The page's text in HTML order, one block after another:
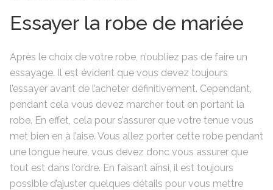
Essayer la robe de mariée
Après le choix de votre robe, n’oubliez pas de faire un
essayage. Il est évident que vous devez toujours
l’essayer avant de l’acheter définitivement. Cependant,
pendant cela vous devez marcher tout en portant la
robe. En effet, cela pour s’assurer que votre tenue vous
met bien en à l’aise. Vous allez porter cette robe pendant
une longue heure, vous devez donc vous assurer que
tout est dans l’ordre. En faisant ainsi, il est toujours
possible d’ajuster quelques détails pour vous mettre